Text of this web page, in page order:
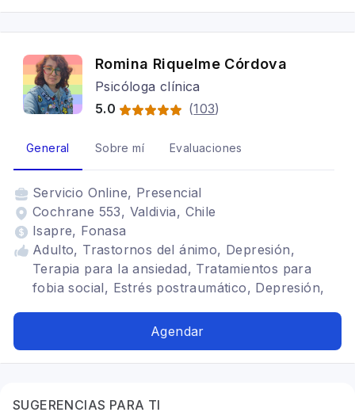
Romina Riquelme Córdova
Psicóloga clínica
5.0
(103)
General Sobre mí Evaluaciones
Servicio Online, Presencial
Cochrane 553, Valdivia, Chile
Isapre, Fonasa
Adulto, Trastornos del ánimo, Depresión,
Terapia para la ansiedad, Tratamientos para
fobia social, Estrés postraumático, Depresión,
Agendar
SUGERENCIAS PARA TI